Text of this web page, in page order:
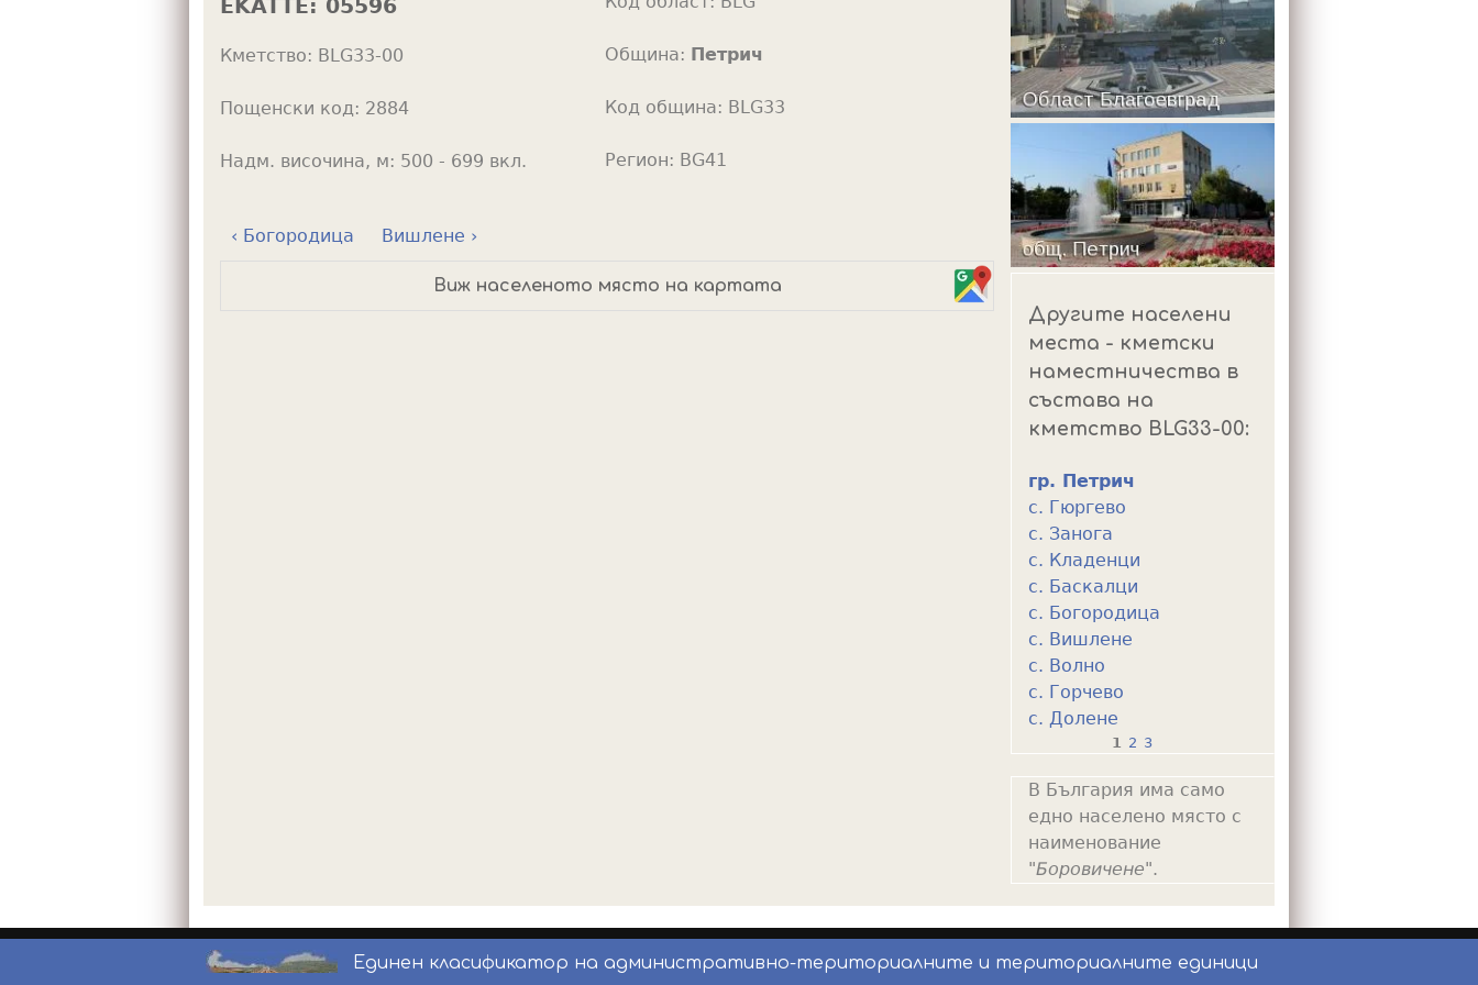
EKATTE: 05596
Кметство: BLG33-00
Пощенски код: 2884
Надм. височина, м: 500 - 699 вкл.
Община: Петрич
Код община: BLG33
Регион: BG41
‹ Богородица Вишлене ›
Виж населеното място на картата
Другите населени
места - кметски
наместничества в
състава на
кметство BLG33-00:
гр. Петрич
с. Гюргево
с. Занога
с. Кладенци
с. Баскалци
с. Богородица
с. Вишлене
с. Волно
с. Горчево
с. Долене
a
g
e
s
1 2 3
В България има само
едно населено място с
наименование
"Боровичене".
Единен класификатор на административно-териториалните и териториалните единици